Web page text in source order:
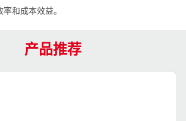
和成本效益。
产品推荐